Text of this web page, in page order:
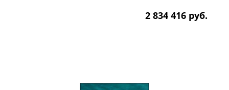
2 834 416 руб.